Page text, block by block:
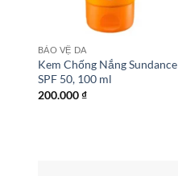
BẢO VỆ DA
Kem Chống Nắng Sundance
SPF 50, 100 ml
200.000₫